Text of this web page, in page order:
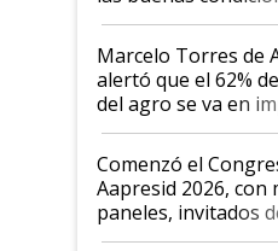
agro argentino
"Los veo más
Marcelo Torres de
alertó que el 62%
del agro se va en
"No es bueno que
Argentina se sigan
las mismas cosas
años"
Comenzó el
Aapresid 2026, con
paneles, invitados
todas las